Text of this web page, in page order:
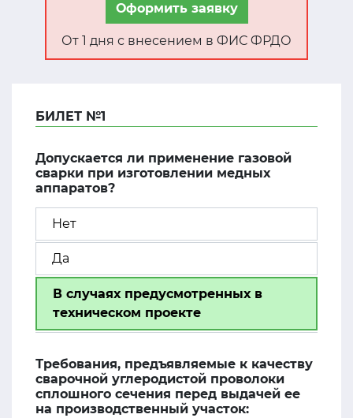
Оформить заявку
От 1 дня с внесением в ФИС ФРДО
БИЛЕТ №1
Допускается ли применение газовой
сварки при изготовлении медных
аппаратов?
Нет
Да
В случаях предусмотренных в
техническом проекте
Требования, предъявляемые к качеству
сварочной углеродистой проволоки
сплошного сечения перед выдачей ее
на производственный участок: